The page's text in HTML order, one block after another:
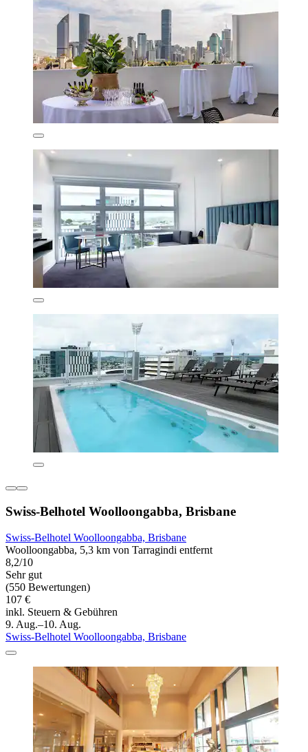
Swiss-Belhotel Woolloongabba, Brisbane
Swiss-Belhotel Woolloongabba, Brisbane
Woolloongabba, 5,3 km von Tarragindi entfernt
8,2/10
Sehr gut
(550 Bewertungen)
107 €
inkl. Steuern & Gebühren
9. Aug.–10. Aug.
Swiss-Belhotel Woolloongabba, Brisbane